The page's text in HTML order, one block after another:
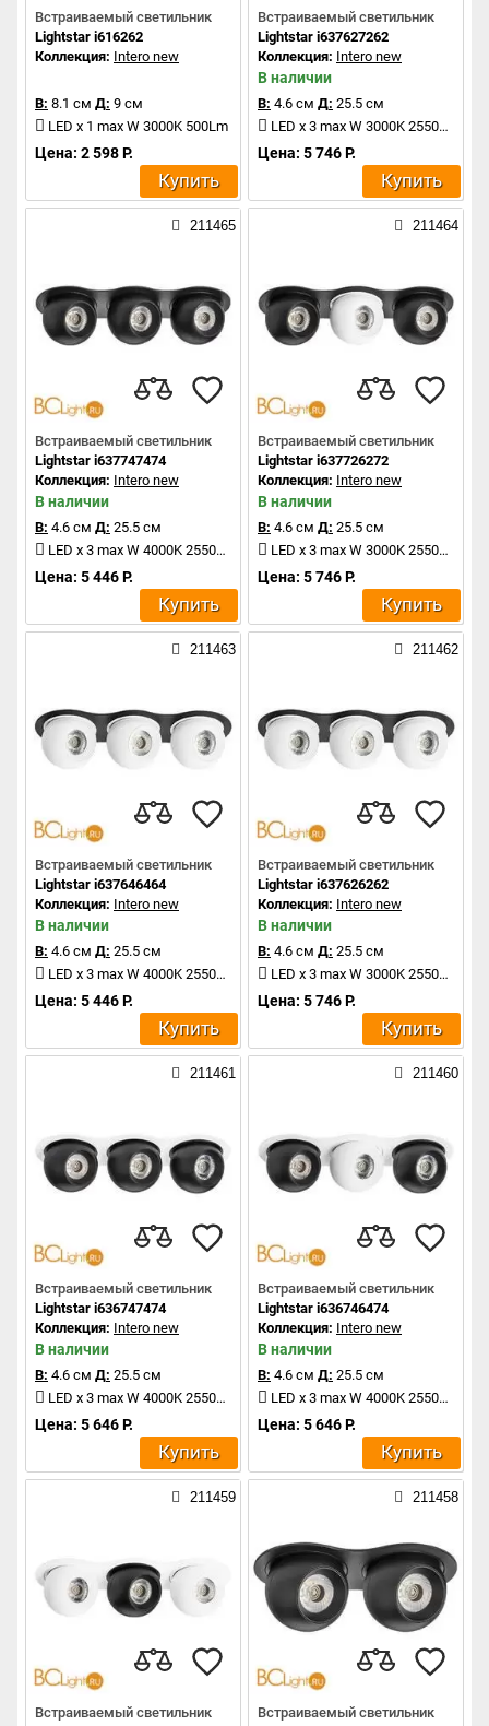
Встраиваемый светильник
Lightstar i616262
Коллекция: Intero new
В: 8.1 см Д: 9 см
LED x 1 max W 3000K 500Lm
Цена: 2 598 Р.
Купить
Встраиваемый светильник
Lightstar i637627262
Коллекция: Intero new
В наличии
В: 4.6 см Д: 25.5 см
LED x 3 max W 3000K 2550Lm
Цена: 5 746 Р.
Купить
211465
Встраиваемый светильник
Lightstar i637747474
Коллекция: Intero new
В наличии
В: 4.6 см Д: 25.5 см
LED x 3 max W 4000K 2550Lm
Цена: 5 446 Р.
Купить
211464
Встраиваемый светильник
Lightstar i637726272
Коллекция: Intero new
В наличии
В: 4.6 см Д: 25.5 см
LED x 3 max W 3000K 2550Lm
Цена: 5 746 Р.
Купить
211463
Встраиваемый светильник
Lightstar i637646464
Коллекция: Intero new
В наличии
В: 4.6 см Д: 25.5 см
LED x 3 max W 4000K 2550Lm
Цена: 5 446 Р.
Купить
211462
Встраиваемый светильник
Lightstar i637626262
Коллекция: Intero new
В наличии
В: 4.6 см Д: 25.5 см
LED x 3 max W 3000K 2550Lm
Цена: 5 746 Р.
Купить
211461
Встраиваемый светильник
Lightstar i636747474
Коллекция: Intero new
В наличии
В: 4.6 см Д: 25.5 см
LED x 3 max W 4000K 2550Lm
Цена: 5 646 Р.
Купить
211460
Встраиваемый светильник
Lightstar i636746474
Коллекция: Intero new
В наличии
В: 4.6 см Д: 25.5 см
LED x 3 max W 4000K 2550Lm
Цена: 5 646 Р.
Купить
211459
Встраиваемый светильник
211458
Встраиваемый светильник